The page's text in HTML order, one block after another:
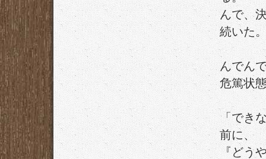
んで、
続いた
んでん
危篤状
「でき
前に、
『どう